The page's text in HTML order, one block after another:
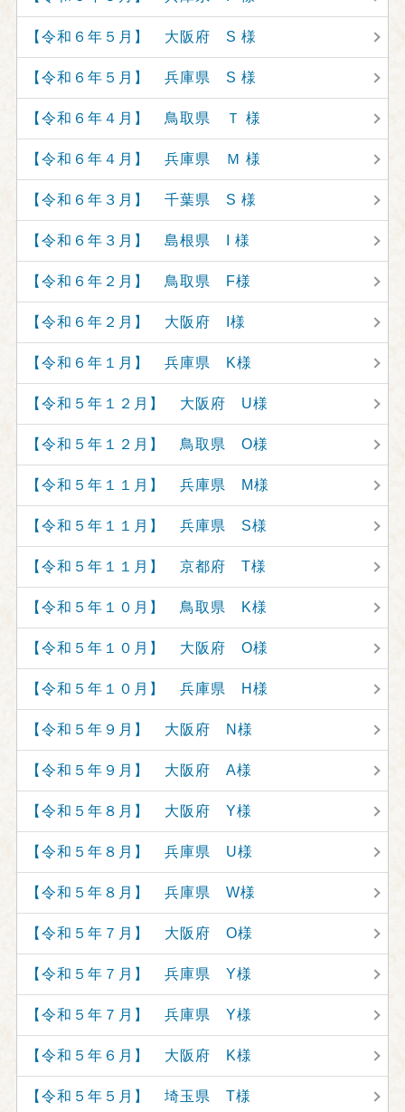
【令和６年５月】 大阪府 S 様
【令和６年５月】 兵庫県 S 様
【令和６年４月】 鳥取県 Ｔ 様
【令和６年４月】 兵庫県 Ｍ 様
【令和６年３月】 千葉県 S 様
【令和６年３月】 島根県 I 様
【令和６年２月】 鳥取県 F様
【令和６年２月】 大阪府 I様
【令和６年１月】 兵庫県 K様
【令和５年１２月】 大阪府 U様
【令和５年１２月】 鳥取県 O様
【令和５年１１月】 兵庫県 M様
【令和５年１１月】 兵庫県 S様
【令和５年１１月】 京都府 T様
【令和５年１０月】 鳥取県 K様
【令和５年１０月】 大阪府 O様
【令和５年１０月】 兵庫県 H様
【令和５年９月】 大阪府 N様
【令和５年９月】 大阪府 A様
【令和５年８月】 大阪府 Y様
【令和５年８月】 兵庫県 U様
【令和５年８月】 兵庫県 W様
【令和５年７月】 大阪府 O様
【令和５年７月】 兵庫県 Y様
【令和５年７月】 兵庫県 Y様
【令和５年６月】 大阪府 K様
【令和５年５月】 埼玉県 T様